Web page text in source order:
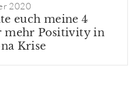
2020
euch meine 4
mehr Positivity in
Krise